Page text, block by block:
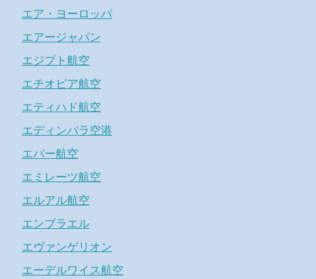
エア・ヨーロッパ
エアージャパン
エジプト航空
エチオピア航空
エティハド航空
エディンバラ空港
エバー航空
エミレーツ航空
エルアル航空
エンブラエル
エヴァンゲリオン
エーデルワイス航空